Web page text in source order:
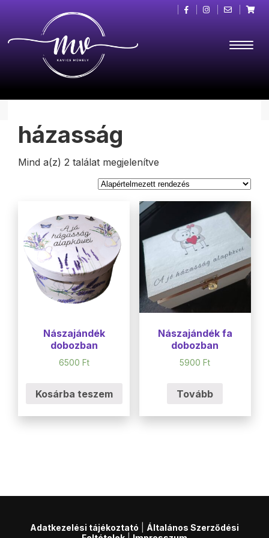
házasság
Mind a(z) 2 találat megjelenítve
Nászajándék
dobozban
6500 Ft
Kosárba teszem
Nászajándék fa
dobozban
5900 Ft
Tovább
Adatkezelési tájékoztató
Általános Szerződési